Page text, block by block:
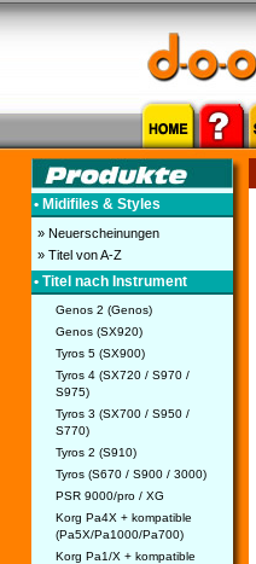
• Midifiles & Styles
» Neuerscheinungen
» Titel von A-Z
• Titel nach Instrument
Genos 2 (Genos)
Genos (SX920)
Tyros 5 (SX900)
Tyros 4 (SX720 / S970 /
S975)
Tyros 3 (SX700 / S950 /
S770)
Tyros 2 (S910)
Tyros (S670 / S900 / 3000)
PSR 9000/pro / XG
Korg Pa4X + kompatible
(Pa5X/Pa1000/Pa700)
Korg Pa1/X + kompatible